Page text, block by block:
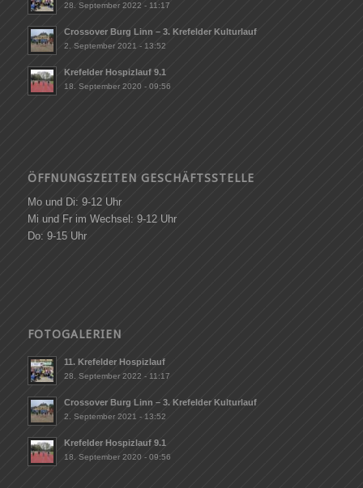
28. September 2022 - 11:17
Crossover Burg Linn – 3. Krefelder Kulturlauf
2. September 2021 - 13:52
Krefelder Hospizlauf 9.1
18. September 2020 - 09:56
ÖFFNUNGSZEITEN GESCHÄFTSSTELLE
Mo und Di: 9-12 Uhr
Mi und Fr im Wechsel: 9-12 Uhr
Do: 9-15 Uhr
FOTOGALERIEN
11. Krefelder Hospizlauf
28. September 2022 - 11:17
Crossover Burg Linn – 3. Krefelder Kulturlauf
2. September 2021 - 13:52
Krefelder Hospizlauf 9.1
18. September 2020 - 09:56